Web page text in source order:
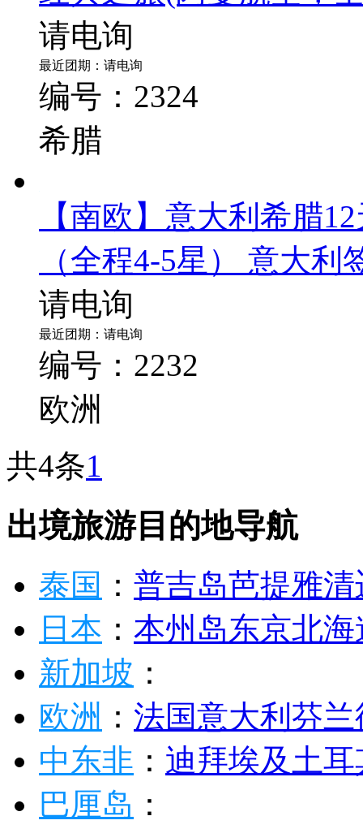
请电询
最近团期：请电询
编号：2324
希腊
【南欧】意大利希腊
（全程4-5星） 意大利
请电询
最近团期：请电询
编号：2232
欧洲
共4条1
出境旅游目的地导航
泰国 ： 普吉岛芭提雅清
日本 ： 本州岛东京北海
新加坡 ：
欧洲 ： 法国意大利 芬兰
中东非 ： 迪拜埃及 土耳
巴厘岛 ：